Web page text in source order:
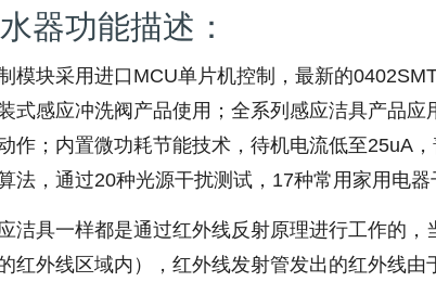
器功能描述：
模块采用进口MCU单片机控制，最新的
式感应冲洗阀产品使用；全系列感应洁具产品应
作；内置微功耗节能技术，待机电流低至25uA
法，通过20种光源干扰测试，17种常用家用电器
洁具一样都是通过红外线反射原理进行工作的，
红外线区域内），红外线发射管发出的红外线由